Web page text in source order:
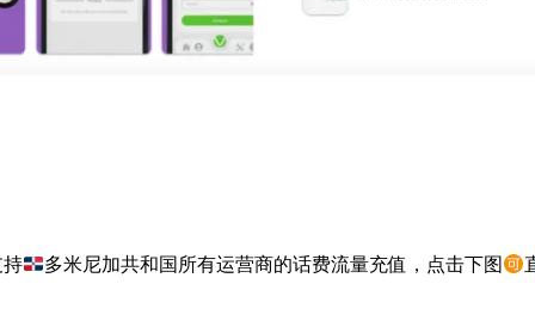
多米尼加共和国所有运营商的话费流量充值，点击下图